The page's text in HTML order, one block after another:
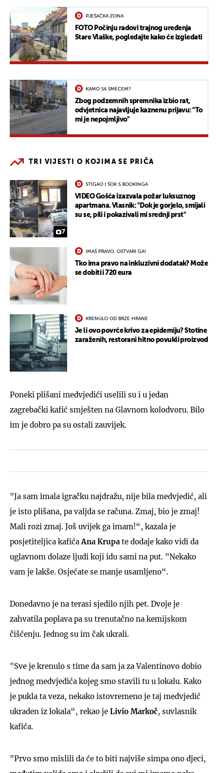
PJEŠAČKA ZONA
FOTO Počinju radovi trajnog uređenja
Stare Vlaške, pogledajte kako će izgledati
KAMO SA SMEĆEM?
Zbog podzemnih spremnika izbio rat,
odvjetnica najavljuje kaznenu prijavu: "To
mi je nepojmljivo"
TRI VIJESTI O KOJIMA SE PRIČA
7
STIGAO I ŠOK S BOOKINGA
VIDEO Gošća izazvala požar luksuznog
apartmana. Vlasnik: "Dok je gorjelo, smijali
su se, pili i pokazivali mi srednji prst"
IMAŠ PRAVO, OSTVARI GA!
Tko ima pravo na inkluzivni dodatak? Može
se dobiti i 720 eura
KRENULO OD BRZE HRANE
Je li ovo povrće krivo za epidemiju? Stotine
zaraženih, restorani hitno povukli proizvod
Poneki plišani medvjedići uselili su i u jedan
zagrebački kafić smješten na Glavnom kolodvoru. Bilo
im je dobro pa su ostali zauvijek.
"Ja sam imala igračku najdražu, nije bila medvjedić, ali
je isto plišana, pa valjda se računa. Zmaj, bio je zmaj!
Mali rozi zmaj. Još uvijek ga imam!“, kazala je
posjetiteljica kafića Ana Krupa te dodaje kako vidi da
uglavnom dolaze ljudi koji idu sami na put. "Nekako
vam je lakše. Osjećate se manje usamljeno“.
Donedavno je na terasi sjedilo njih pet. Dvoje je
zahvatila poplava pa su trenutačno na kemijskom
čišćenju. Jednog su im čak ukrali.
"Sve je krenulo s time da sam ja za Valentinovo dobio
jednog medvjedića kojeg smo stavili tu u lokalu. Kako
je pukla ta veza, nekako istovremeno je taj medvjedić
ukraden iz lokala“, rekao je Livio Markoč, suvlasnik
kafića.
"Prvo smo mislili da će to biti najviše simpa ono djeci,